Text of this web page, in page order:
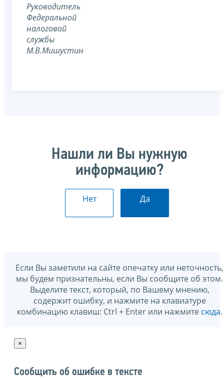
Руководитель
Федеральной
налоговой
службы
М.В.Мишустин
Нашли ли Вы нужную
информацию?
Нет Да
Если Вы заметили на сайте опечатку или неточность,
мы будем признательны, если Вы сообщите об этом.
Выделите текст, который, по Вашему мнению,
содержит ошибку, и нажмите на клавиатуре
комбинацию клавиш: Ctrl + Enter или нажмите сюда.
×
Сообщить об ошибке в тексте